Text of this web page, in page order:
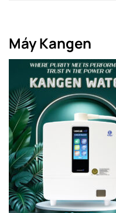
Máy Kangen